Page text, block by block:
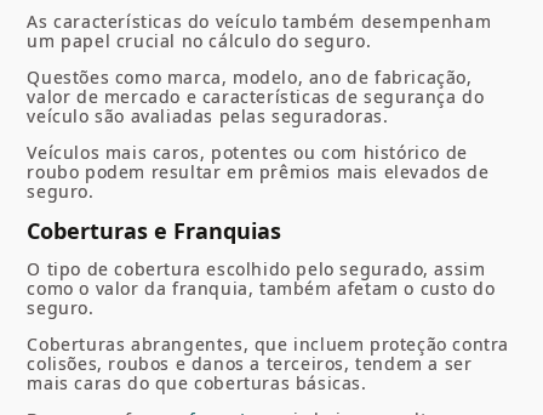
As características do veículo também desempenham
um papel crucial no cálculo do seguro.
Questões como marca, modelo, ano de fabricação,
valor de mercado e características de segurança do
veículo são avaliadas pelas seguradoras.
Veículos mais caros, potentes ou com histórico de
roubo podem resultar em prêmios mais elevados de
seguro.
Coberturas e Franquias
O tipo de cobertura escolhido pelo segurado, assim
como o valor da franquia, também afetam o custo do
seguro.
Coberturas abrangentes, que incluem proteção contra
colisões, roubos e danos a terceiros, tendem a ser
mais caras do que coberturas básicas.